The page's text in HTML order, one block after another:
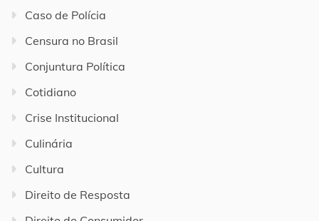
Caso de Polícia
Censura no Brasil
Conjuntura Política
Cotidiano
Crise Institucional
Culinária
Cultura
Direito de Resposta